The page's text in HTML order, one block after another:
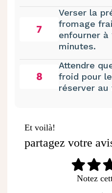
7
Verser la
fromage
enfourner à
minutes.
8
Attendre
froid pour
réserver au
Et voilà!
partagez votre
Notez